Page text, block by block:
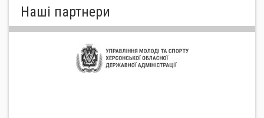
Нашi партнери